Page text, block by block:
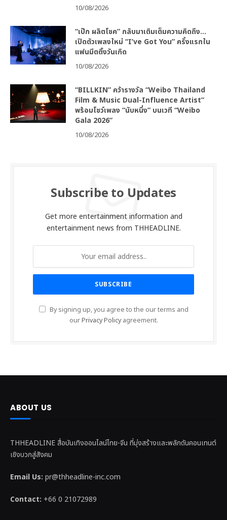
10/08/2026
“เป๊ก ผลิตโชค” กลับมาเติมเต็มความคิดถึง…
เปิดตัวเพลงใหม่ “I’ve Got You” ครั้งแรกใน
แฟนมีตติ้งวันเกิด
10/08/2026
“BILLKIN” คว้ารางวัล “Weibo Thailand
Film & Music Dual-Influence Artist”
พร้อมโชว์เพลง “นับหนึ่ง” บนเวที “Weibo
Gala 2026”
10/08/2026
Subscribe to Updates
Get more entertainment information and
entertainment news from THHEADLINE.
By signing up, you agree to the our terms and
ourPrivacy Policyagreement.
ABOUT US
THHEADLINE สื่อบันเทิงออนไลน์ไทย-จีน ที่มุ่งสร้างและพลักดันคอนเทนต์
เชิงบวกสู่สังคม
Email Us: pr@thheadline-inc.com
Contact: +66 0 21072989